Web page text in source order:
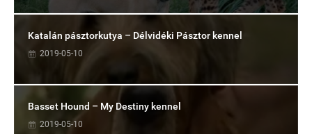
Katalán pásztorkutya – Délvidéki Pásztor kennel
2019-05-10
Basset Hound – My Destiny kennel
2019-05-10